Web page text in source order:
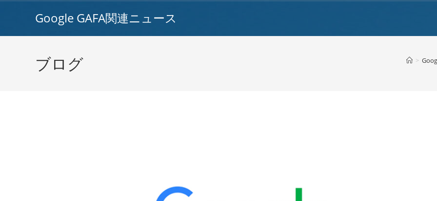
Google GAFA関連ニュース
ブログ >